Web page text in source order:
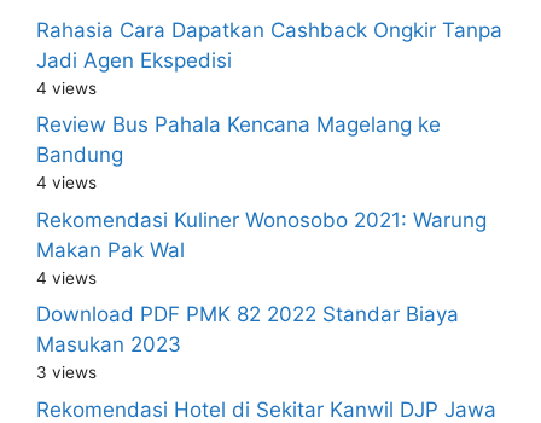
Rahasia Cara Dapatkan Cashback Ongkir Tanpa
Jadi Agen Ekspedisi
4 views
Review Bus Pahala Kencana Magelang ke
Bandung
4 views
Rekomendasi Kuliner Wonosobo 2021: Warung
Makan Pak Wal
4 views
Download PDF PMK 82 2022 Standar Biaya
Masukan 2023
3 views
Rekomendasi Hotel di Sekitar Kanwil DJP Jawa